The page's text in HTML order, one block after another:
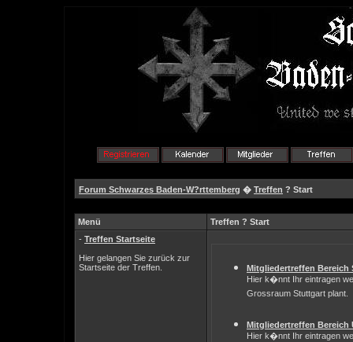
Forum Schwarzes Baden-W?rttemberg � Treffen ? Start
Menü
Treffen ? Start
- Treffen Startseite
Hier gelangen Sie zurück zur
Startseite der Treffen.
Mitgliedertreffen Bereich
Hier k�nnt Ihr eintragen
Grossraum Stuttgart plant.
Mitgliedertreffen Bereich
Hier k�nnt Ihr eintragen